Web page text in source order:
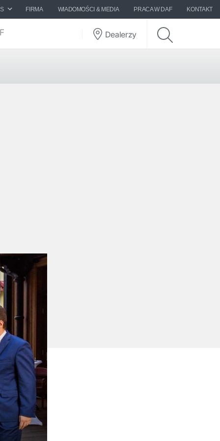
FIRMA WIADOMOŚCI & MEDIA PRACA W DAF KONTAKT
Dealerzy